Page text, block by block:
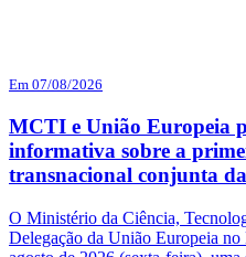
Em 07/08/2026
MCTI e União Europeia
informativa sobre a
transnacional conjunta
O Ministério da Ciência,
Delegação da União Europeia